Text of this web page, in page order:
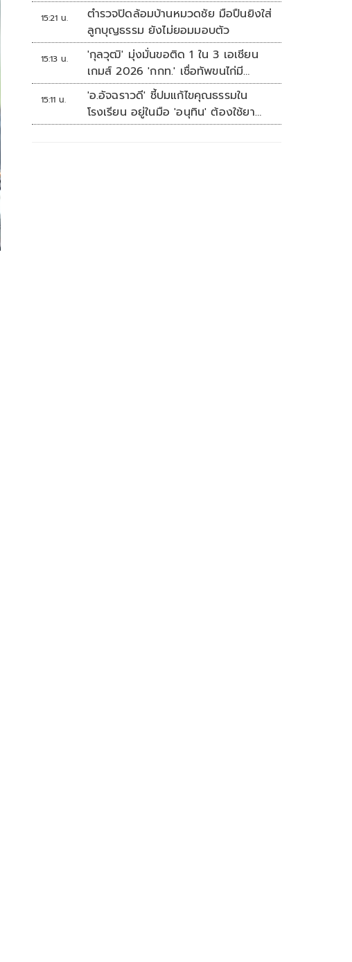
เสียชีวิตเพิ่ม
15:21 น.
ตำรวจปิดล้อมบ้านหมวดชัย มือปืนยิงใส่
ลูกบุญธรรม ยังไม่ยอมมอบตัว
15:13 น.
'กุลวุฒิ' มุ่งมั่นขอติด 1 ใน 3 เอเชียน
เกมส์ 2026 'กกท.' เชื่อทัพขนไก่มี
เหรียญแน่
15:11 น.
'อ.อัจฉราวดี' ชี้ปมแก้ไขคุณธรรมใน
โรงเรียน อยู่ในมือ 'อนุทิน' ต้องใช้ยา
แรงกับ ก.ศึกษา เรื่องปืนแค่ปลายเหตุ